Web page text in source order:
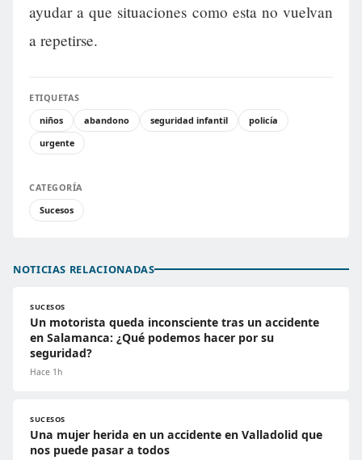
ayudar a que situaciones como esta no vuelvan
a repetirse.
ETIQUETAS
niños
abandono seguridad infantil
policía
urgente
CATEGORÍA
Sucesos
NOTICIAS RELACIONADAS
SUCESOS
Un motorista queda inconsciente tras un accidente
en Salamanca: ¿Qué podemos hacer por su
seguridad?
Hace 1h
SUCESOS
Una mujer herida en un accidente en Valladolid que
nos puede pasar a todos